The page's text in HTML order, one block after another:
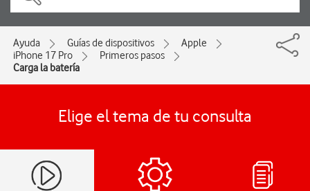
Ayuda Guías de dispositivos
Apple
iPhone 17 Pro
Primeros pasos
Carga la batería
Elige el tema de tu consulta